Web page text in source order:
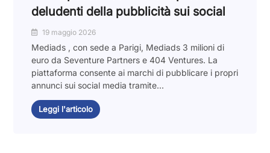
deludenti della pubblicità sui social
19 maggio 2026
Mediads , con sede a Parigi, Mediads 3 milioni di
euro da Seventure Partners e 404 Ventures. La
piattaforma consente ai marchi di pubblicare i propri
annunci sui social media tramite...
Leggi l'articolo